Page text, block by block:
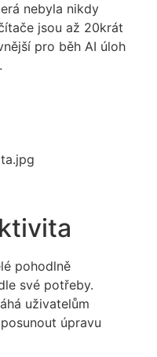
nebyla nikdy
jsou až 20krát
pro běh AI úloh
pohodlně
své potřeby.
uživatelům
posunout úpravu